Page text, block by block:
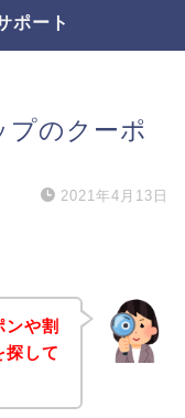
ポート
プのクーポ
2021年4月13日
ンや割
探して